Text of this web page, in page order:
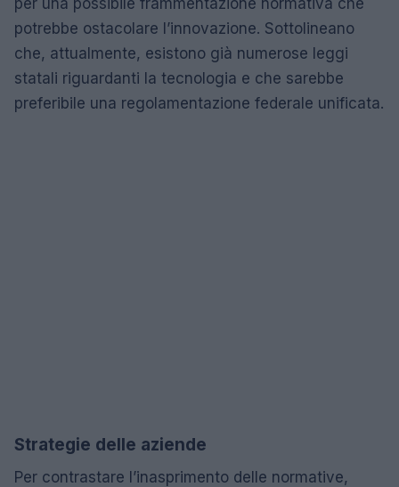
potrebbe ostacolare l’innovazione. Sottolineano
che, attualmente, esistono già numerose leggi
statali riguardanti la tecnologia e che sarebbe
preferibile una regolamentazione federale unificata.
Strategie delle aziende
Per contrastare l’inasprimento delle normative,